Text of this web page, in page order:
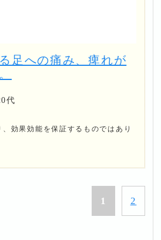
足への痛み、痺れが
代
効果効能を保証するものではあり
1 2